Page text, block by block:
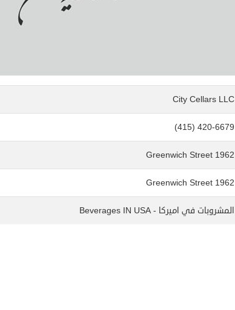
City Cellars LLC
(415) 420-6679
1962 Greenwich Street
1962 Greenwich Street
المشروبات في اميركا - Beverages IN USA